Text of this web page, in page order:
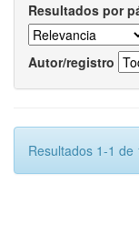
Resultados por
Autor/registro
Resultados 1-1 de